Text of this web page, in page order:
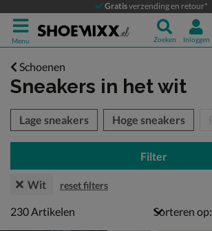
Gratisverzending en retour*
Menu Zoeken Inloggen
Schoenen
Sneakers in het wit
over
Lage sneakers Hoge sneakers
Filter
Wit reset filters
230 artikelen
230Artikelen Sorteren op: